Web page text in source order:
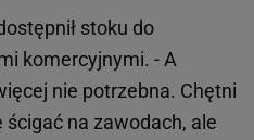
stoku do
komercyjnymi. - A
nie potrzebna. Chętni
ścigać na zawodach, ale